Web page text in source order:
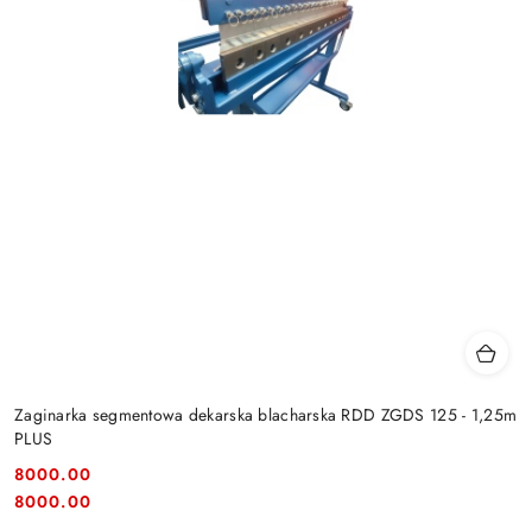
Zaginarka segmentowa dekarska blacharska RDD ZGDS 125 - 1,25m
PLUS
Cena:
8000.00
Cena:
8000.00